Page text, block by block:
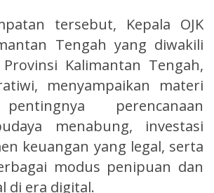
tersebut, Kepala OJK
Tengah yang diwakili
Provinsi Kalimantan Tengah,
menyampaikan materi
perencanaan
menabung, investasi
keuangan yang legal, serta
modus penipuan dan
di era digital.